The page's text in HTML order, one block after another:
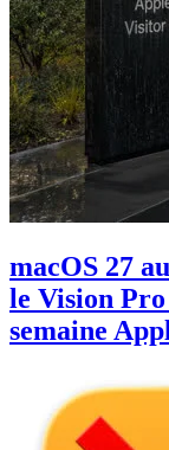
macOS 27
le Vision
semaine